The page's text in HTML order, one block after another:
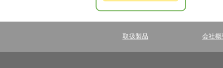
取扱製品 会社概